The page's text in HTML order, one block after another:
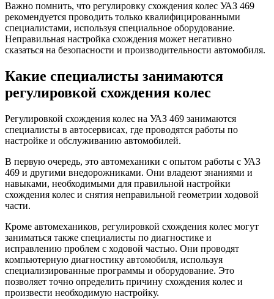
Важно помнить, что регулировку схождения колес УАЗ 469
рекомендуется проводить только квалифицированными
специалистами, используя специальное оборудование.
Неправильная настройка схождения может негативно
сказаться на безопасности и производительности автомобиля.
Какие специалисты занимаются
регулировкой схождения колес
Регулировкой схождения колес на УАЗ 469 занимаются
специалисты в автосервисах, где проводятся работы по
настройке и обслуживанию автомобилей.
В первую очередь, это автомеханики с опытом работы с УАЗ
469 и другими внедорожниками. Они владеют знаниями и
навыками, необходимыми для правильной настройки
схождения колес и снятия неправильной геометрии ходовой
части.
Кроме автомехаников, регулировкой схождения колес могут
заниматься также специалисты по диагностике и
исправлению проблем с ходовой частью. Они проводят
компьютерную диагностику автомобиля, используя
специализированные программы и оборудование. Это
позволяет точно определить причину схождения колес и
произвести необходимую настройку.